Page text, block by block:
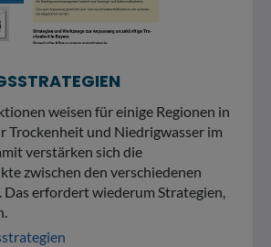
weisen für einige Regionen in
Trockenheit und Niedrigwasser im
verstärken sich die
zwischen den verschiedenen
Das erfordert wiederum Strategien,